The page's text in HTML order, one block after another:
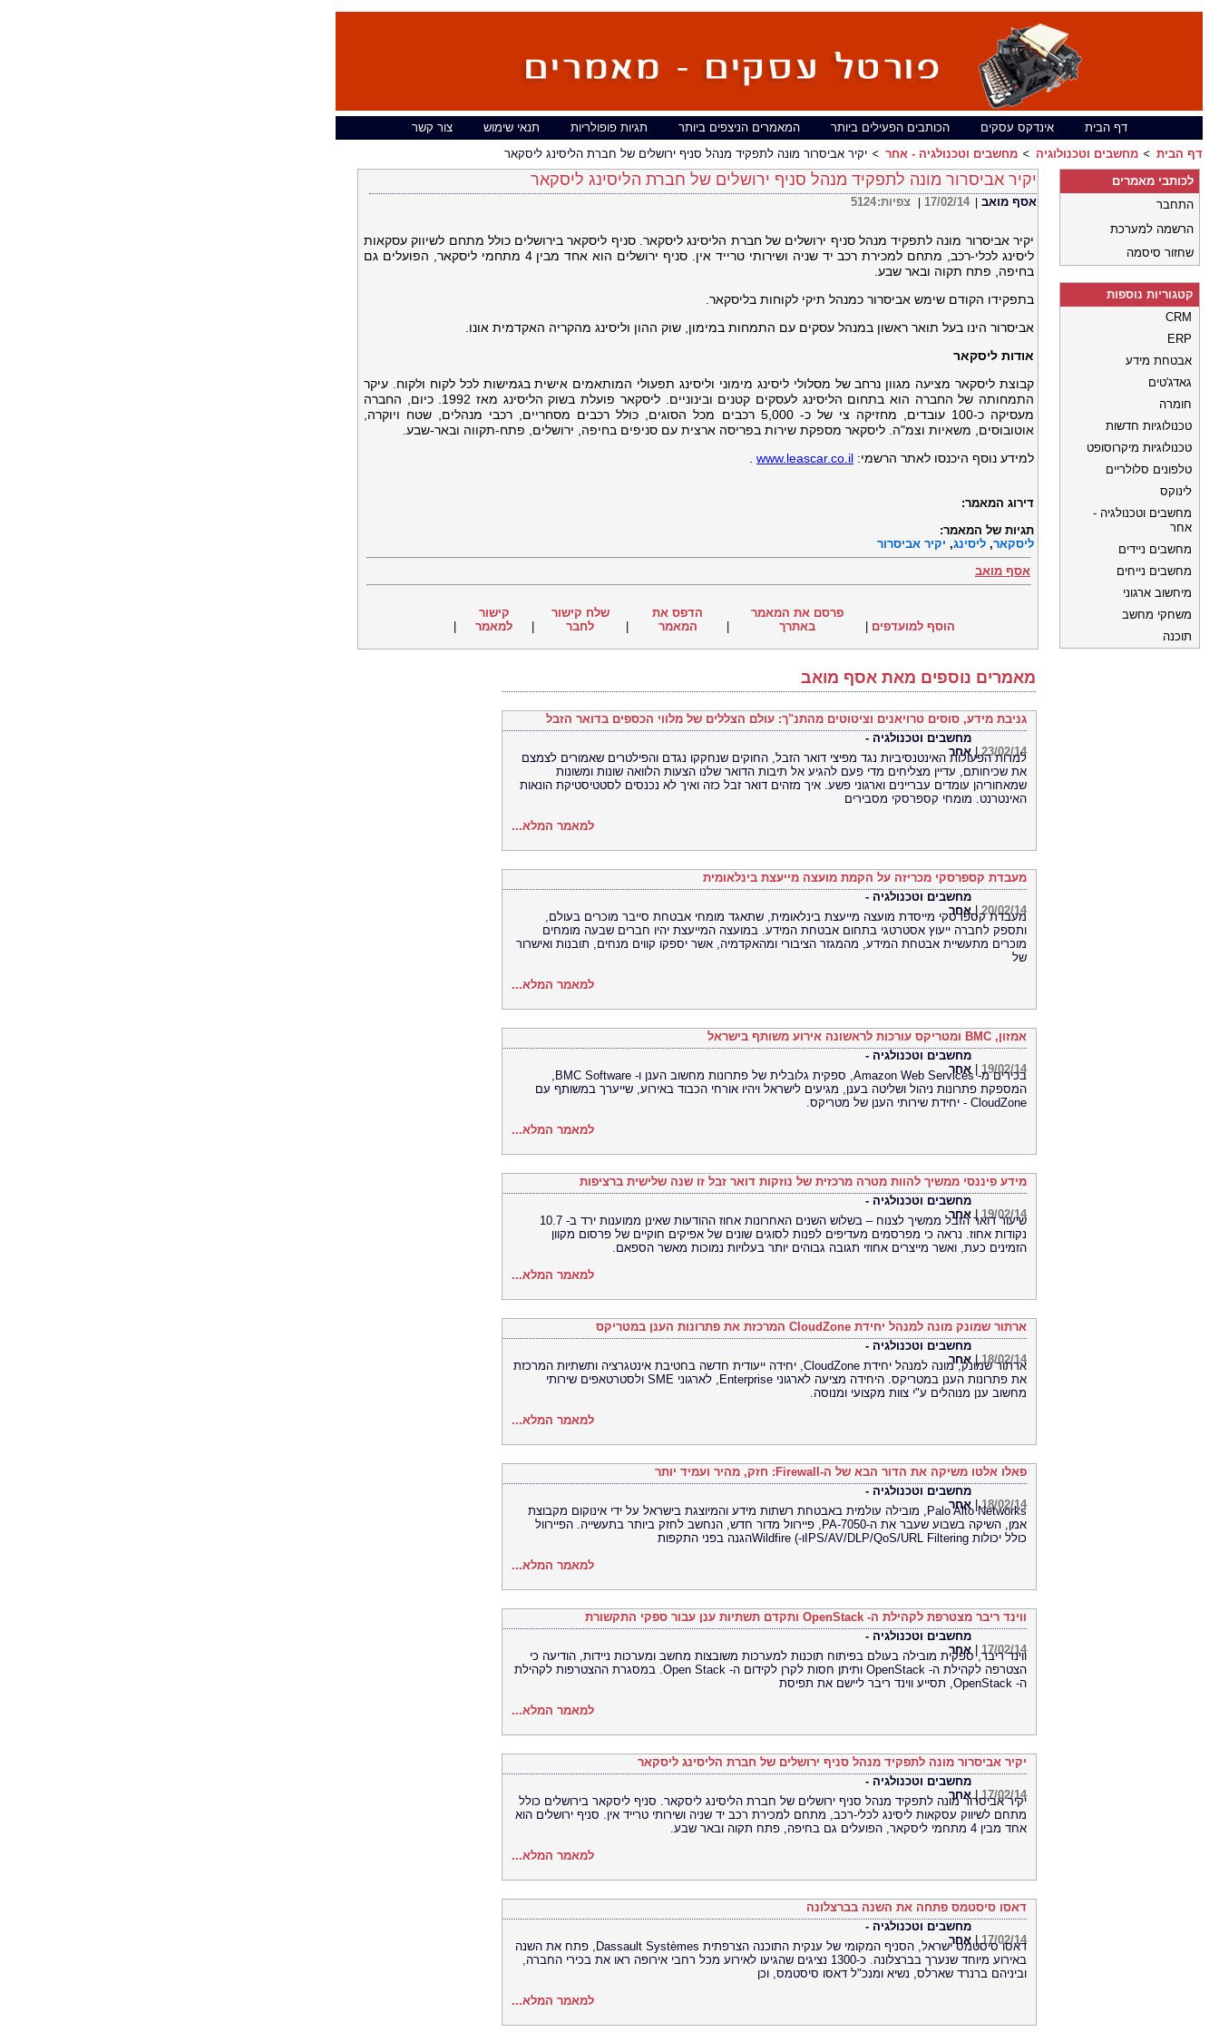
דף הבית אינדקס עסקים הכותבים הפעילים ביותר המאמרים הניצפים ביותר תגיות פופולריות תנאי שימוש
צור קשר
דף הבית
מחשבים וטכנולוגיה מחשבים וטכנולגיה - אחר יקיר אביסרור מונה לתפקיד מנהל סניף ירושלים של חברת הליסינג ליסקאר
יקיר אביסרור מונה לתפקיד מנהל סניף ירושלים של חברת הליסינג ליסקאר
אסף מואב 17/02/14 צפיות:5124
יקיר אביסרור מונה לתפקיד מנהל סניף ירושלים של חברת הליסינג ליסקאר. סניף ליסקאר בירושלים כולל מתחם לשיווק עסקאות
ליסינג לכלי-רכב, מתחם למכירת רכב יד שניה ושירותי טרייד אין. סניף ירושלים הוא אחד מבין 4 מתחמי ליסקאר, הפועלים גם
בחיפה, פתח תקוה ובאר שבע.
בתפקידו הקודם שימש אביסרור כמנהל תיקי לקוחות בליסקאר.
אביסרור הינו בעל תואר ראשון במנהל עסקים עם התמחות במימון, שוק ההון וליסינג מהקריה האקדמית אונו.
אודות ליסקאר
קבוצת ליסקאר מציעה מגוון נרחב של מסלולי ליסינג מימוני וליסינג תפעולי המותאמים אישית בגמישות לכל לקוח ולקוח. עיקר
התמחותה של החברה הוא בתחום הליסינג לעסקים קטנים ובינוניים. ליסקאר פועלת בשוק הליסינג מאז 1992. כיום, החברה
מעסיקה כ-100 עובדים, מחזיקה צי של כ- 5,000 רכבים מכל הסוגים, כולל רכבים מסחריים, רכבי מנהלים, שטח ויוקרה,
אוטובוסים, משאיות וצמ"ה. ליסקאר מספקת שירות בפריסה ארצית עם סניפים בחיפה, ירושלים, פתח-תקווה ובאר-שבע.
למידע נוסף היכנסו לאתר הרשמי: www.leascar.co.il
דירוג המאמר:
תגיות של המאמר:
ליסקאר, ליסינג, יקיר אביסרור
אסף מואב
הוסף למועדפים |
פרסם את המאמר
באתרך
|
הדפס את
המאמר
|
שלח קישור
לחבר
|
קישור
למאמר
|
מאמרים נוספים מאת אסף מואב
גניבת מידע, סוסים טרויאנים וציטוטים מהתנ"ך: עולם הצללים של מלווי הכספים בדואר הזבל
23/02/14
|
מחשבים וטכנולגיה -
אחר
למרות הפעולות האינטנסיביות נגד מפיצי דואר הזבל, החוקים שנחקקו נגדם והפילטרים שאמורים לצמצם
את שכיחותם, עדיין מצליחים מדי פעם להגיע אל תיבות הדואר שלנו הצעות הלוואה שונות ומשונות
שמאחוריהן עומדים עבריינים וארגוני פשע. איך מזהים דואר זבל כזה ואיך לא נכנסים לסטטיסטיקת הונאות
האינטרנט. מומחי קספרסקי מסבירים
למאמר המלא...
מעבדת קספרסקי מכריזה על הקמת מועצה מייעצת בינלאומית
20/02/14
|
מחשבים וטכנולגיה -
אחר
מעבדת קספרסקי מייסדת מועצה מייעצת בינלאומית, שתאגד מומחי אבטחת סייבר מוכרים בעולם,
ותספק לחברה ייעוץ אסטרטגי בתחום אבטחת המידע. במועצה המייעצת יהיו חברים שבעה מומחים
מוכרים מתעשיית אבטחת המידע, מהמגזר הציבורי ומהאקדמיה, אשר יספקו קווים מנחים, תובנות ואישרור
של
למאמר המלא...
אמזון, BMC ומטריקס עורכות לראשונה אירוע משותף בישראל
19/02/14
מחשבים וטכנולגיה -
אחר
בכירים מ- Amazon Web Services, ספקית גלובלית של פתרונות מחשוב הענן ו- BMC Software,
המספקת פתרונות ניהול ושליטה בענן, מגיעים לישראל ויהיו אורחי הכבוד באירוע, שייערך במשותף עם
CloudZone - יחידת שירותי הענן של מטריקס.
למאמר המלא...
מידע פיננסי ממשיך להוות מטרה מרכזית של נוזקות דואר זבל זו שנה שלישית ברציפות
19/02/14
|
מחשבים וטכנולגיה -
אחר
שיעור דואר הזבל ממשיך לצנוח – בשלוש השנים האחרונות אחוז ההודעות שאינן ממוענות ירד ב- 10.7
נקודות אחוז. נראה כי מפרסמים מעדיפים לפנות לסוגים שונים של אפיקים חוקיים של פרסום מקוון
הזמינים כעת, ואשר מייצרים אחוזי תגובה גבוהים יותר בעלויות נמוכות מאשר הספאם.
למאמר המלא...
ארתור שמונק מונה למנהל יחידת CloudZone המרכזת את פתרונות הענן במטריקס
18/02/14
|
מחשבים וטכנולגיה -
אחר
ארתור שמונק, מונה למנהל יחידת CloudZone, יחידה ייעודית חדשה בחטיבת אינטגרציה ותשתיות המרכזת
את פתרונות הענן במטריקס. היחידה מציעה לארגוני Enterprise, לארגוני SME ולסטרטאפים שירותי
מחשוב ענן מנוהלים ע"י צוות מקצועי ומנוסה.
למאמר המלא...
פאלו אלטו משיקה את הדור הבא של ה-Firewall: חזק, מהיר ועמיד יותר
18/02/14
מחשבים וטכנולגיה -
אחר
Palo Alto Networks, מובילה עולמית באבטחת רשתות מידע והמיוצגת בישראל על ידי אינוקום מקבוצת
אמן, השיקה בשבוע שעבר את ה-PA-7050, פיירוול מדור חדש, הנחשב לחזק ביותר בתעשייה. הפיירוול
כולל יכולות IPS/AV/DLP/QoS/URL Filteringו-) Wildfireהגנה בפני התקפות
למאמר המלא...
ווינד ריבר מצטרפת לקהילת ה- OpenStack ותקדם תשתיות ענן עבור ספקי התקשורת
17/02/14
מחשבים וטכנולגיה -
אחר
ווינד ריבר, ספקית מובילה בעולם בפיתוח תוכנות למערכות משובצות מחשב ומערכות ניידות, הודיעה כי
הצטרפה לקהילת ה- OpenStack ותיתן חסות לקרן לקידום ה- Open Stack. במסגרת ההצטרפות לקהילת
ה- OpenStack, תסייע ווינד ריבר ליישם את תפיסת
למאמר המלא...
יקיר אביסרור מונה לתפקיד מנהל סניף ירושלים של חברת הליסינג ליסקאר
17/02/14
|
מחשבים וטכנולגיה -
אחר
יקיר אביסרור מונה לתפקיד מנהל סניף ירושלים של חברת הליסינג ליסקאר. סניף ליסקאר בירושלים כולל
מתחם לשיווק עסקאות ליסינג לכלי-רכב, מתחם למכירת רכב יד שניה ושירותי טרייד אין. סניף ירושלים הוא
אחד מבין 4 מתחמי ליסקאר, הפועלים גם בחיפה, פתח תקוה ובאר שבע.
למאמר המלא...
דאסו סיסטמס פתחה את השנה בברצלונה
17/02/14
|
מחשבים וטכנולגיה -
אחר
דאסו סיסטמס ישראל, הסניף המקומי של ענקית התוכנה הצרפתית Dassault Systèmes, פתח את השנה
באירוע מיוחד שנערך בברצלונה. כ-1300 נציגים שהגיעו לאירוע מכל רחבי אירופה ראו את בכירי החברה,
וביניהם ברנרד שארלס, נשיא ומנכ"ל דאסו סיסטמס, וכן
למאמר המלא...
לכותבי מאמרים
התחבר
הרשמה למערכת
שחזור סיסמה
קטגוריות נוספות
CRM
ERP
אבטחת מידע
גאדג'טים
חומרה
טכנולוגיות חדשות
טכנולוגיות מיקרוסופט
טלפונים סלולריים
לינוקס
מחשבים וטכנולגיה -
אחר
מחשבים ניידים
מחשבים נייחים
מיחשוב ארגוני
משחקי מחשב
תוכנה